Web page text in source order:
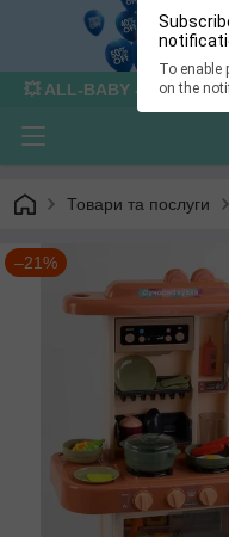
To enable
on the
💥 ALL-BABY - інтернет
Товари та послуги
–21%